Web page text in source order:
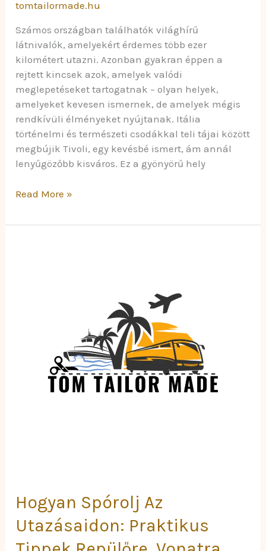
tomtailormade.hu
Számos országban találhatók világhírű
látnivalók, amelyekért érdemes több ezer
kilométert utazni. Azonban gyakran éppen a
rejtett kincsek azok, amelyek valódi
meglepetéseket tartogatnak – olyan helyek,
amelyeket kevesen ismernek, de amelyek mégis
rendkívüli élményeket nyújtanak. Itália
történelmi és természeti csodákkal teli tájai között
megbújik Tivoli, egy kevésbé ismert, ám annál
lenyűgözőbb kisváros. Ez a gyönyörű hely
Read More »
Hogyan Spórolj Az
Utazásaidon: Praktikus